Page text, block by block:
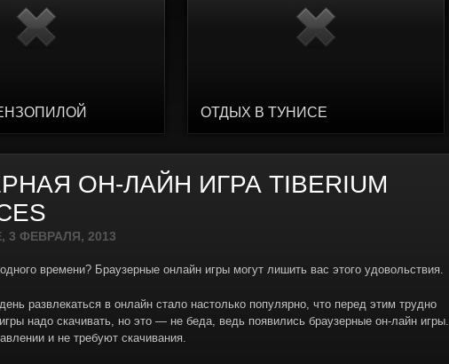
ОТДЫХ В ТУНИСЕ
ОН-ЛАЙН ИГРА TIBERIUM
3 ФЕВРАЛЯ, 2013
времени? Браузерные онлайн игры могут лишить вас этого удовольствия.
развлекаться в онлайн стало настолько популярно, что перед этим трудно
надо скачивать, но это — не беда, ведь появились браузерные он-лайн игры.
и не требуют скачивания.